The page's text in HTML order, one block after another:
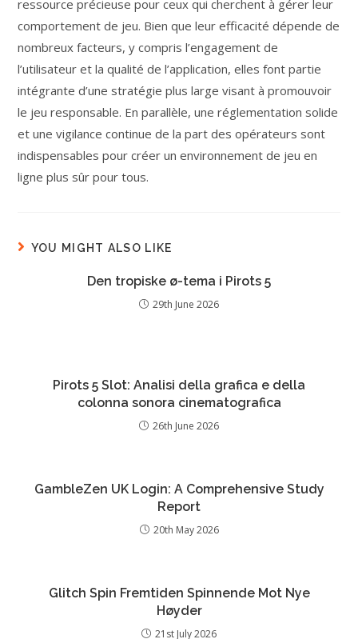
ressource précieuse pour ceux qui cherchent à gérer leur
comportement de jeu. Bien que leur efficacité dépende de
nombreux facteurs, y compris l’engagement de
l’utilisateur et la qualité de l’application, elles font partie
intégrante d’une stratégie plus large visant à promouvoir
le jeu responsable. En parallèle, une réglementation solide
et une vigilance continue de la part des opérateurs sont
indispensables pour créer un environnement de jeu en
ligne plus sûr pour tous.
YOU MIGHT ALSO LIKE
Den tropiske ø-tema i Pirots 5
29th June 2026
Pirots 5 Slot: Analisi della grafica e della
colonna sonora cinematografica
26th June 2026
GambleZen UK Login: A Comprehensive Study
Report
20th May 2026
Glitch Spin Fremtiden Spinnende Mot Nye
Høyder
21st July 2026